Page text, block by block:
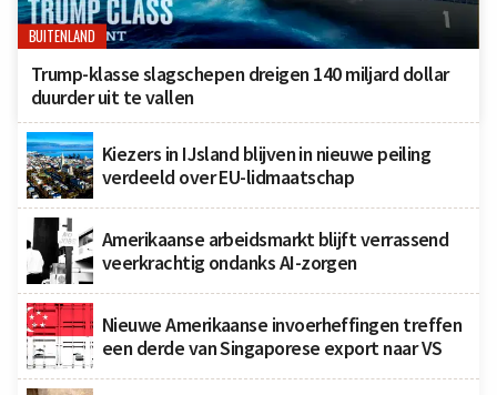
BUITENLAND
Trump-klasse slagschepen dreigen 140 miljard dollar
duurder uit te vallen
Kiezers in IJsland blijven in nieuwe peiling
verdeeld over EU-lidmaatschap
Amerikaanse arbeidsmarkt blijft verrassend
veerkrachtig ondanks AI-zorgen
Nieuwe Amerikaanse invoerheffingen treffen
een derde van Singaporese export naar VS